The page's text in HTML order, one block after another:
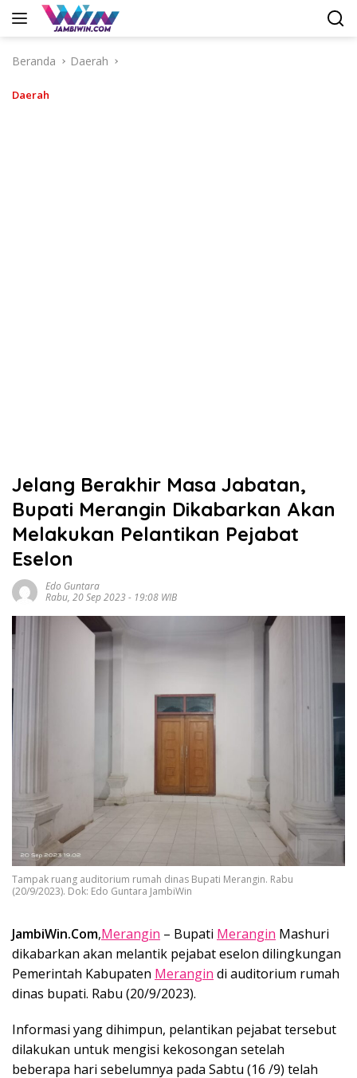
Langsung
Beranda
Daerah
Daerah
Jelang Berakhir Masa Jabatan,
Bupati Merangin Dikabarkan Akan
Melakukan Pelantikan Pejabat
Eselon
Edo Guntara
Rabu, 20 Sep 2023 - 19:08 WIB
Tampak ruang auditorium rumah dinas Bupati Merangin. Rabu
(20/9/2023). Dok: Edo Guntara JambiWin
JambiWin.Com,Merangin – Bupati Merangin Mashuri
dikabarkan akan melantik pejabat eselon dilingkungan
Pemerintah Kabupaten Merangin di auditorium rumah
dinas bupati. Rabu (20/9/2023).
Informasi yang dihimpun, pelantikan pejabat tersebut
dilakukan untuk mengisi kekosongan setelah
beberapa hari sebelumnya pada Sabtu (16 /9) telah